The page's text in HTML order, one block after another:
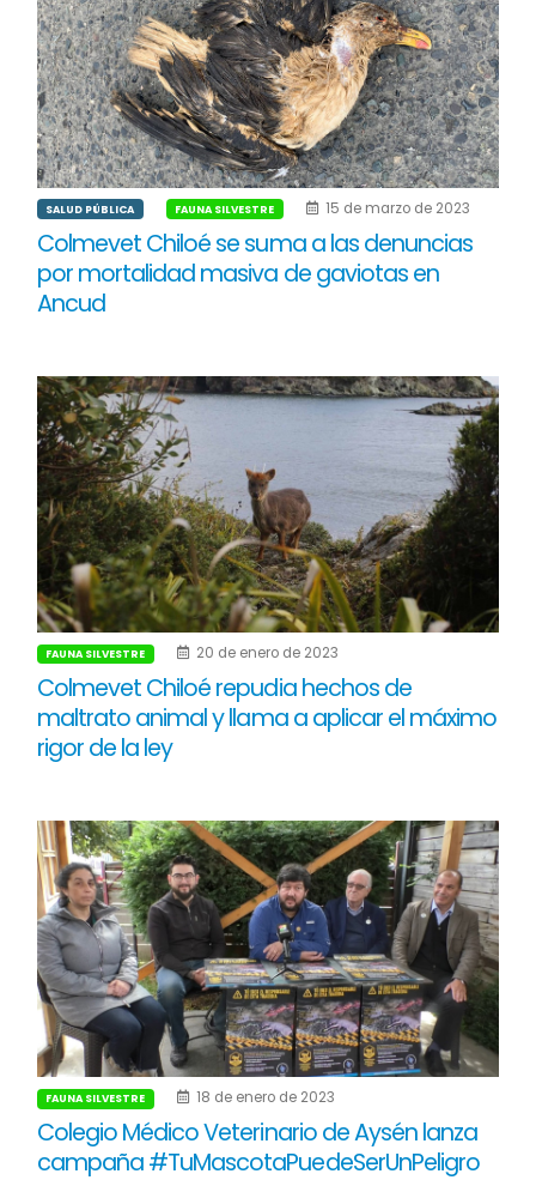
SALUD PÚBLICA FAUNA SILVESTRE 15 de marzo de 2023
Colmevet Chiloé se suma a las denuncias
por mortalidad masiva de gaviotas en
Ancud
FAUNA SILVESTRE 20 de enero de 2023
Colmevet Chiloé repudia hechos de
maltrato animal y llama a aplicar el máximo
rigor de la ley
FAUNA SILVESTRE 18 de enero de 2023
Colegio Médico Veterinario de Aysén lanza
campaña #TuMascotaPuedeSerUnPeligro